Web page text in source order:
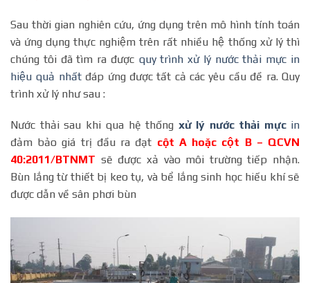
Sau thời gian nghiên cứu, ứng dụng trên mô hình tính toán
và ứng dụng thực nghiệm trên rất nhiều hệ thống xử lý thì
chúng tôi đã tìm ra được quy trình xử lý nước thải mực in
hiệu quả nhấtđáp ứng được tất cả các yêu cầu đề ra. Quy
trình xử lý như sau :
Nước thải sau khi qua hệ thống xử lý nước thải mựcin
đảm bảo giá trị đầu ra đạt cột A hoặc cột B – QCVN
40:2011/BTNMT sẽ được xả vào môi trường tiếp nhận.
Bùn lắng từ thiết bị keo tụ, và bể lắng sinh học hiếu khí sẽ
được dẫn về sân phơi bùn